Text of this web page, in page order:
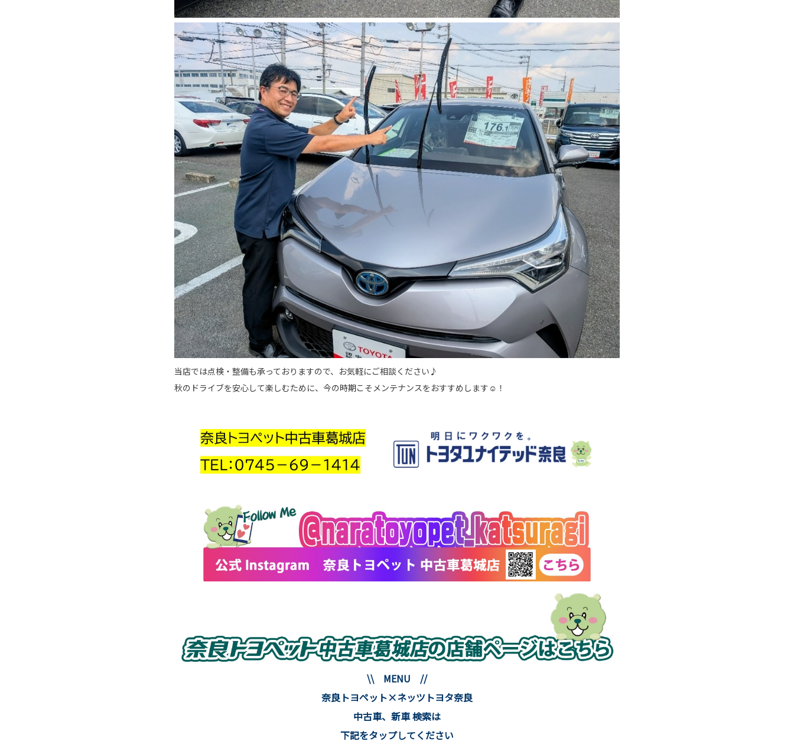
当店では点検・整備も承っておりますので、お気軽にご相談ください♪
秋のドライブを安心して楽しむために、今の時期こそメンテナンスをおすすめします☺！
\\ MENU //
奈良トヨペット×ネッツトヨタ奈良
中古車、新車 検索は
下記をタップしてください